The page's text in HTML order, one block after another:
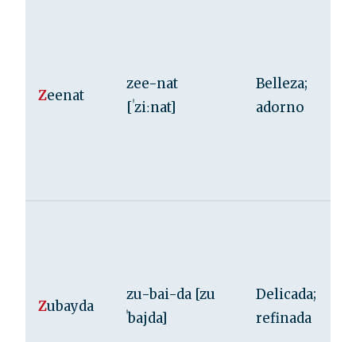
Zeenat
zee-nat
[ˈziːnat]
Belleza;
adorno
Zubayda
zu-bai-da [zu
ˈbajda]
Delicada;
refinada